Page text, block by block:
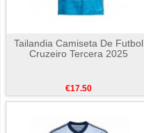
Tailandia Camiseta De Futbol
Cruzeiro Tercera 2025
€17.50